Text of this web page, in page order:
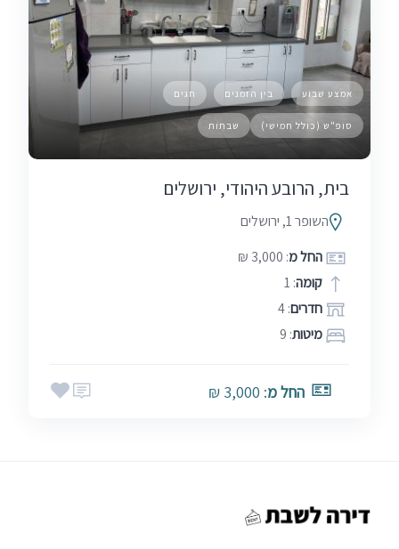
אמצע שבוע בין הזמנים חגים
סופ"ש (כולל חמישי) שבתות
בית, הרובע היהודי, ירושלים
השופר 1, ירושלים
החל מ: 3,000 ₪
קומה: 1
חדרים: 4
מיטות: 9
החל מ: 3,000 ₪